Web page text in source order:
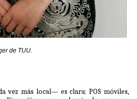
de TUU.
vez más local— es clara: POS móviles,